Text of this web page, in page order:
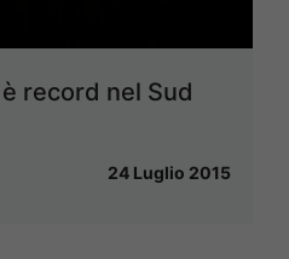
record nel Sud
24 Luglio 2015